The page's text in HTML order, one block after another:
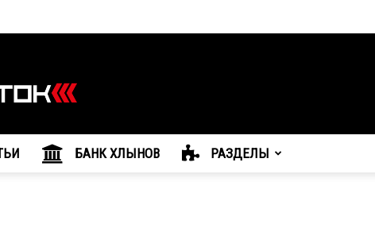
БАНК ХЛЫНОВ РАЗДЕЛЫ